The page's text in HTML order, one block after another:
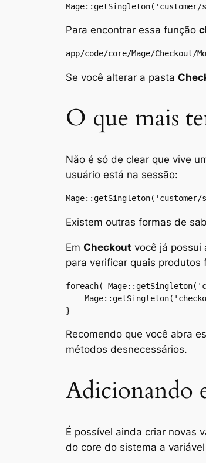
Para encontrar essa função
app/code/core/Mage/Checkout/
Se você alterar a pasta
O que mais
Não é só de clear que vive
usuário está na sessão:
Existem outras formas de
Em Checkout você já possui
para verificar quais produtos
foreach(
}
Recomendo que você abra
métodos desnecessários.
Adicionando
É possível ainda criar novas
do core do sistema a